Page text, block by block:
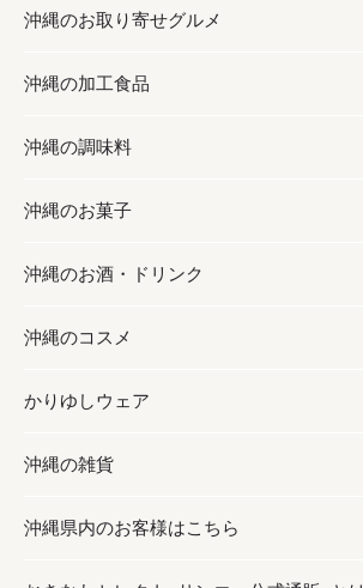
沖縄のお取り寄せグルメ
お取り寄せグルメ
フルーツ・野菜
お肉
海産物
沖縄の加工食品
加工食品
缶詰／パウチ
沖縄料理
沖縄そば／乾麺
レトルト食品
乾物／粉類
沖縄の調味料
調味料
砂糖／黒砂糖
塩
お酢／ドレッシング
しょうゆ
みそ
沖縄のお菓子
お菓子
黒糖
ちんすこう
伝統菓子
スナック
沖縄のお酒・ドリンク
お酒・ドリンク
泡盛
ビール・チューハイ
ワイン・ウィスキー・カクテル
沖縄のコスメ
コスメ
スキンケア
ボディケア
かりゆしウェア
かりゆしウェア
メンズ
沖縄の雑貨
雑貨
沖縄県内のお客様はこちら